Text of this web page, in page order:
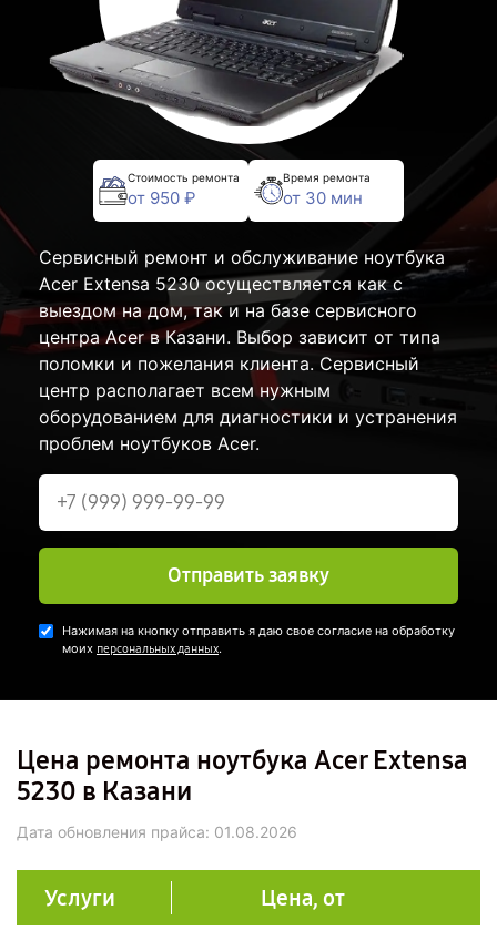
Стоимость ремонта
от 950 ₽
Время ремонта
от 30 мин
Сервисный ремонт и обслуживание ноутбука
Acer Extensa 5230 осуществляется как с
выездом на дом, так и на базе сервисного
центра Acer в Казани. Выбор зависит от типа
поломки и пожелания клиента. Сервисный
центр располагает всем нужным
оборудованием для диагностики и устранения
проблем ноутбуков Acer.
Отправить заявку
Нажимая на кнопку отправить я даю свое согласие на обработку
моих персональных данных.
Цена ремонта ноутбука Acer Extensa
5230 в Казани
Дата обновления прайса: 01.08.2026
Услуги Цена, от